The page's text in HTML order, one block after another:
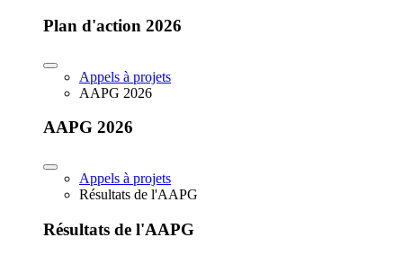
Plan d'action 2026
Appels à projets
AAPG 2026
AAPG 2026
Appels à projets
Résultats de l'AAPG
Résultats de l'AAPG